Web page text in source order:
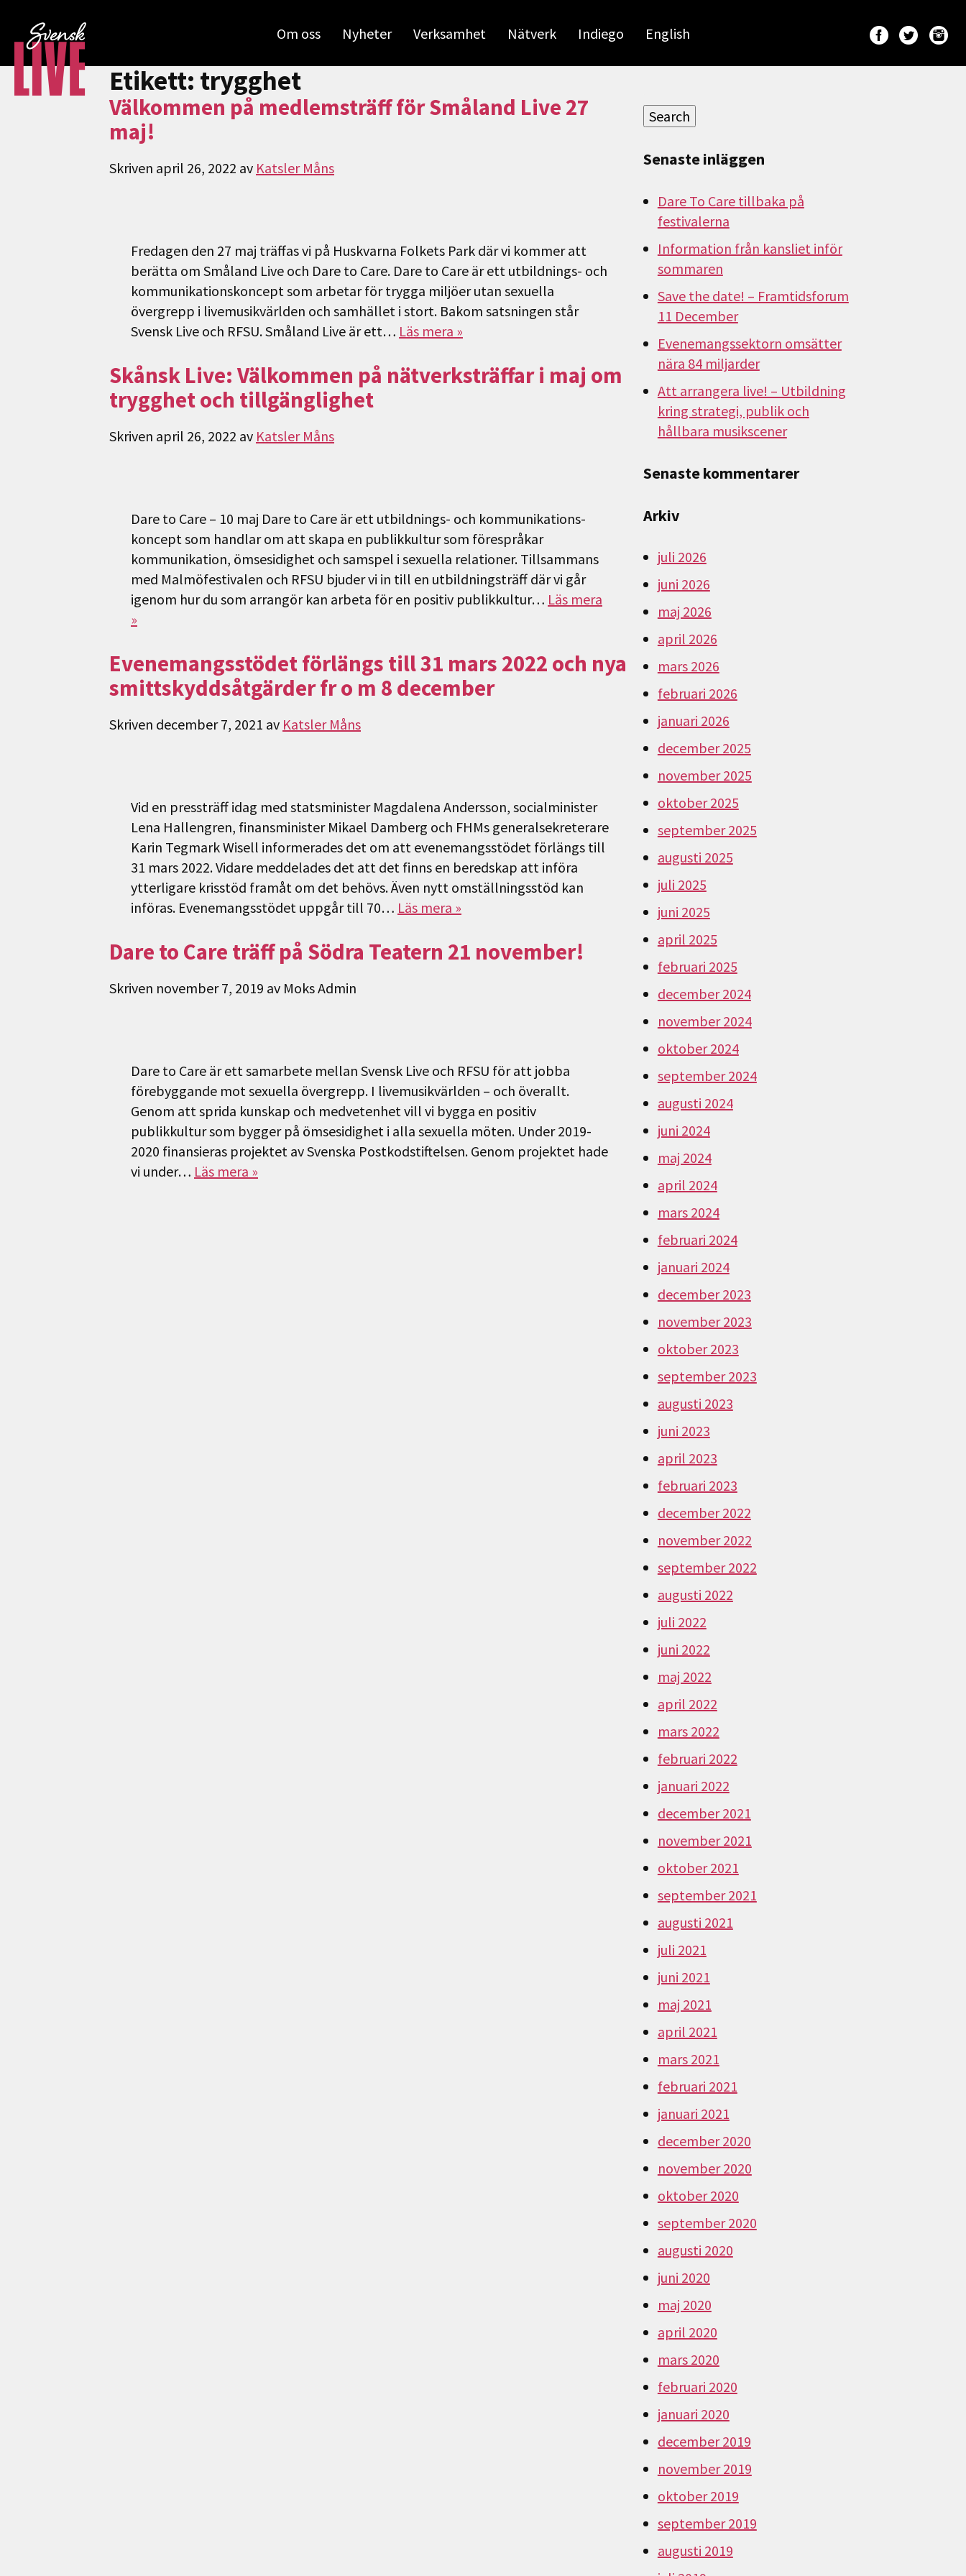
Om oss Nyheter Verksamhet Nätverk Indiego English
Etikett: trygghet
Välkommen på medlemsträff för Småland Live 27
maj!
Skriven april 26, 2022 av Katsler Måns
Fredagen den 27 maj träffas vi på Huskvarna Folkets Park där vi kommer att
berätta om Småland Live och Dare to Care. Dare to Care är ett utbildnings- och
kommunikationskoncept som arbetar för trygga miljöer utan sexuella
övergrepp i livemusikvärlden och samhället i stort. Bakom satsningen står
Svensk Live och RFSU. Småland Live är ett… Läs mera »
Skånsk Live: Välkommen på nätverksträffar i maj om
trygghet och tillgänglighet
Skriven april 26, 2022 av Katsler Måns
Dare to Care – 10 maj Dare to Care är ett utbildnings- och kommunikations-
koncept som handlar om att skapa en publikkultur som förespråkar
kommunikation, ömsesidighet och samspel i sexuella relationer. Tillsammans
med Malmöfestivalen och RFSU bjuder vi in till en utbildningsträff där vi går
igenom hur du som arrangör kan arbeta för en positiv publikkultur… Läs mera
»
Evenemangsstödet förlängs till 31 mars 2022 och nya
smittskyddsåtgärder fr o m 8 december
Skriven december 7, 2021 av Katsler Måns
Vid en pressträff idag med statsminister Magdalena Andersson, socialminister
Lena Hallengren, finansminister Mikael Damberg och FHMs generalsekreterare
Karin Tegmark Wisell informerades det om att evenemangsstödet förlängs till
31 mars 2022. Vidare meddelades det att det finns en beredskap att införa
ytterligare krisstöd framåt om det behövs. Även nytt omställningsstöd kan
införas. Evenemangsstödet uppgår till 70… Läs mera »
Dare to Care träff på Södra Teatern 21 november!
Skriven november 7, 2019 av Moks Admin
Dare to Care är ett samarbete mellan Svensk Live och RFSU för att jobba
förebyggande mot sexuella övergrepp. I livemusikvärlden – och överallt.
Genom att sprida kunskap och medvetenhet vill vi bygga en positiv
publikkultur som bygger på ömsesidighet i alla sexuella möten. Under 2019-
2020 finansieras projektet av Svenska Postkodstiftelsen. Genom projektet hade
vi under… Läs mera »
Search
Senaste inläggen
Dare To Care tillbaka på
festivalerna
Information från kansliet inför
sommaren
Save the date! – Framtidsforum
11 December
Evenemangssektorn omsätter
nära 84 miljarder
Att arrangera live! – Utbildning
kring strategi, publik och
hållbara musikscener
Senaste kommentarer
Arkiv
juli 2026
juni 2026
maj 2026
april 2026
mars 2026
februari 2026
januari 2026
december 2025
november 2025
oktober 2025
september 2025
augusti 2025
juli 2025
juni 2025
april 2025
februari 2025
december 2024
november 2024
oktober 2024
september 2024
augusti 2024
juni 2024
maj 2024
april 2024
mars 2024
februari 2024
januari 2024
december 2023
november 2023
oktober 2023
september 2023
augusti 2023
juni 2023
april 2023
februari 2023
december 2022
november 2022
september 2022
augusti 2022
juli 2022
juni 2022
maj 2022
april 2022
mars 2022
februari 2022
januari 2022
december 2021
november 2021
oktober 2021
september 2021
augusti 2021
juli 2021
juni 2021
maj 2021
april 2021
mars 2021
februari 2021
januari 2021
december 2020
november 2020
oktober 2020
september 2020
augusti 2020
juni 2020
maj 2020
april 2020
mars 2020
februari 2020
januari 2020
december 2019
november 2019
oktober 2019
september 2019
augusti 2019